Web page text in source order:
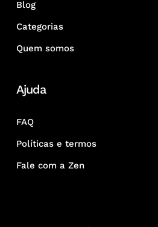
Blog
Categorias
Quem somos
Ajuda
FAQ
Políticas e termos
Fale com a Zen